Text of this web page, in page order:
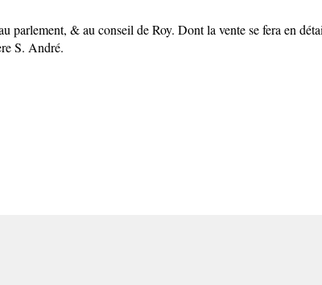
parlement, & au conseil de Roy. Dont la vente se fera en
S. André.